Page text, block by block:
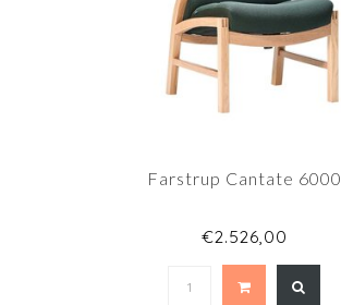
Farstrup Cantate 6000
€2.526,00